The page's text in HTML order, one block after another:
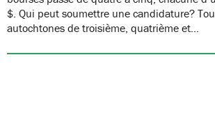
$. Qui peut soumettre une candidature?
autochtones de troisième, quatrième et…